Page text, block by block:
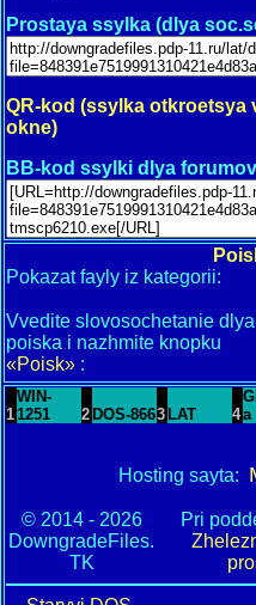
Prostaya ssylka (dlya
QR-kod (ssylka
okne)
BB-kod ssylki dlya
Pokazat fayly iz kategorii:
Vvedite slovosochetanie dlya
poiska i nazhmite knopku
«Poisk» :
1
WIN-
1251
2 DOS-8663 LAT 4a
Hosting sayta:
© 2014 - 2026
DowngradeFiles.
TK
Pri